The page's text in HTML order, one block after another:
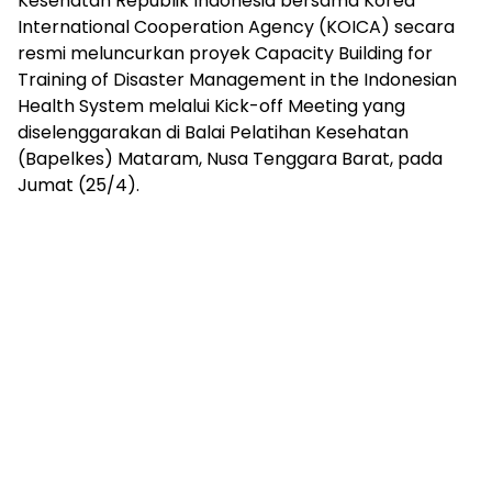
mengandung
unsur
edukasi,
gaya
hidup,
hiburan,
bebas
dari
SARA,
International Cooperation Agency (KOICA) secara
resmi meluncurkan proyek Capacity Building for
Training of Disaster Management in the Indonesian
Health System melalui Kick-off Meeting yang
diselenggarakan di Balai Pelatihan Kesehatan
(Bapelkes) Mataram, Nusa Tenggara Barat, pada
Jumat (25/4).